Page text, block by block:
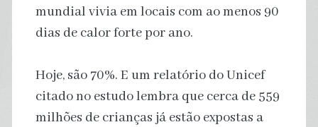
mundial vivia em locais com ao menos 90
dias de calor forte por ano.
Hoje, são 70%. E um relatório do Unicef
citado no estudo lembra que cerca de 559
milhões de crianças já estão expostas a